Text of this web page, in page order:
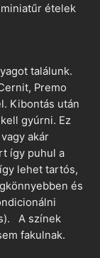
ételek
találunk.
Premo
Kibontás után
gyúrni. Ez
akár
így puhul a
lehet tartós,
és
A színek
fakulnak.